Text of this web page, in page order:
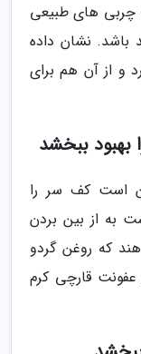
چربی های طبیعی
باشد. نشان داده
و از آن هم برای
است کف سر را
به از بین بردن
که روغن گردو
قارچی کرم